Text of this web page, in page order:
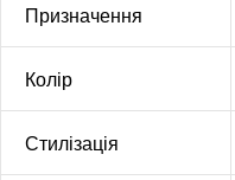
Призначення
Колір
Стилізація